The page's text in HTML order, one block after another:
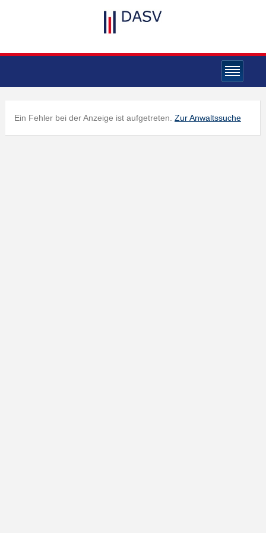
Ein Fehler bei der Anzeige ist aufgetreten. Zur Anwaltssuche